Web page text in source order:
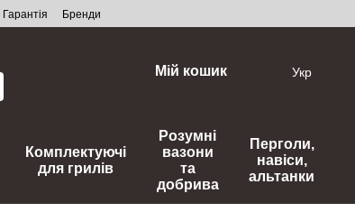
Гарантія Бренди
Мій кошик Укр
Комплектуючі
для грилів
Розумні
вазони
та
добрива
Перголи,
навіси,
альтанки